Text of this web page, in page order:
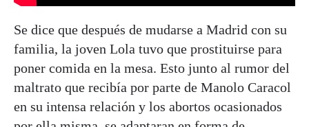
Se dice que después de mudarse a Madrid con su
familia, la joven Lola tuvo que prostituirse para
poner comida en la mesa. Esto junto al rumor del
maltrato que recibía por parte de Manolo Caracol
en su intensa relación y los abortos ocasionados